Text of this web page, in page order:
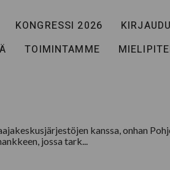
KONGRESSI 2026 KIRJAUDU
TOIMINTAMME
kanssa, onhan
jossa tark...